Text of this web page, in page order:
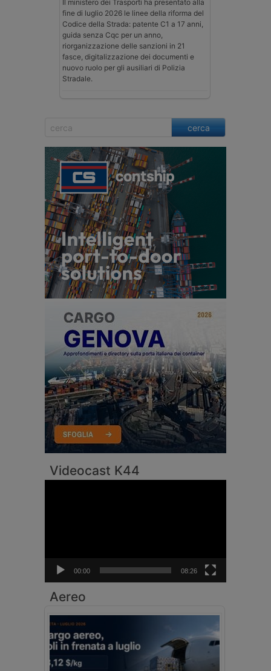
Il ministero dei Trasporti ha presentato alla
fine di luglio 2026 le linee della riforma del
Codice della Strada: patente C1 a 17 anni,
guida senza Cqc per un anno,
riorganizzazione delle sanzioni in 21
fasce, digitalizzazione dei documenti e
nuovo ruolo per gli ausiliari di Polizia
Stradale.
cerca
Videocast K44
00:00 08:26
Aereo